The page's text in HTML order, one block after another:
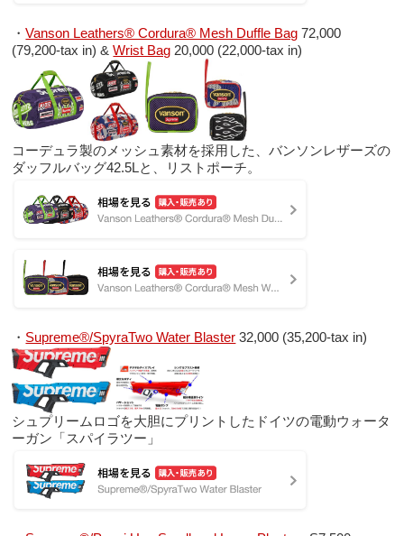
・Vanson Leathers® Cordura® Mesh Duffle Bag 72,000
(79,200-tax in) &Wrist Bag 20,000 (22,000-tax in)
コーデュラ製のメッシュ素材を採用した、バンソンレザーズの
ダッフルバッグ42.5Lと、リストポーチ。
・ Supreme®/SpyraTwo Water Blaster 32,000 (35,200-tax in)
シュプリームロゴを大胆にプリントしたドイツの電動ウォータ
ーガン「スパイラツー」